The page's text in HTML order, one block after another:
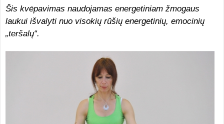
Šis kvėpavimas naudojamas energetiniam žmogaus
laukui išvalyti nuo visokių rūšių energetinių, emocinių
„teršalų“.